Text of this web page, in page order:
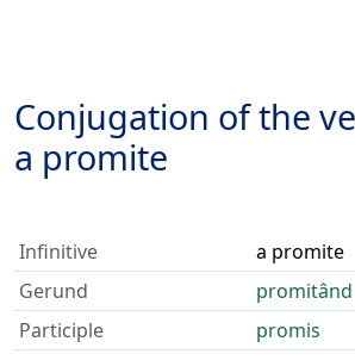
Conjugation of the
a promite
Infinitive
a promite
Gerund
promitând
Participle
promis